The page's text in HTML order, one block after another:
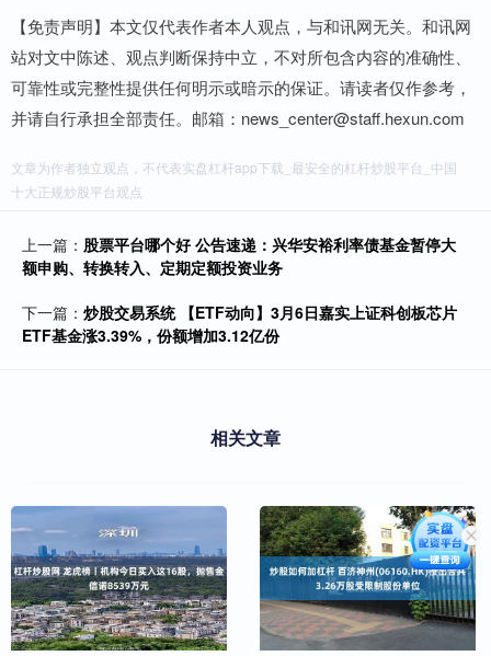
【免责声明】本文仅代表作者本人观点，与和讯网无关。和讯网
站对文中陈述、观点判断保持中立，不对所包含内容的准确性、
可靠性或完整性提供任何明示或暗示的保证。请读者仅作参考，
并请自行承担全部责任。邮箱：news_center@staff.hexun.com
文章为作者独立观点，不代表实盘杠杆app下载_最安全的杠杆炒股平台_中国
十大正规炒股平台观点
上一篇： 股票平台哪个好 公告速递：兴华安裕利率债基金暂停大
额申购、转换转入、定期定额投资业务
下一篇： 炒股交易系统 【ETF动向】3月6日嘉实上证科创板芯片
ETF基金涨3.39%，份额增加3.12亿份
相关文章